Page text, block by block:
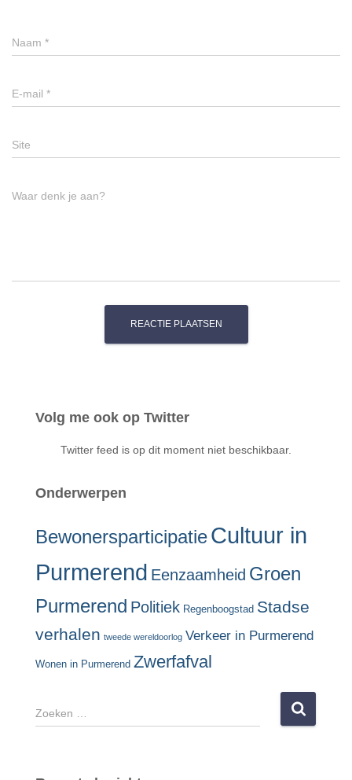
Naam *
E-mail *
Site
Waar denk je aan?
Volg me ook op Twitter
Twitter feed is op dit moment niet beschikbaar.
Onderwerpen
BewonersparticipatieCultuur in
Purmerend Eenzaamheid Groen
Purmerend Politiek Regenboogstad Stadse
verhalen tweede wereldoorlog Verkeer in Purmerend
Wonen in Purmerend Zwerfafval
Z
o
e